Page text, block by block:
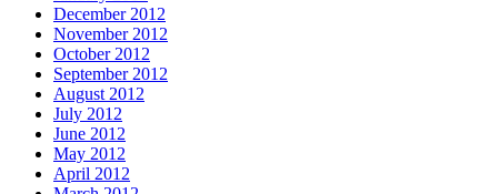
December 2012
November 2012
October 2012
September 2012
August 2012
July 2012
June 2012
May 2012
April 2012